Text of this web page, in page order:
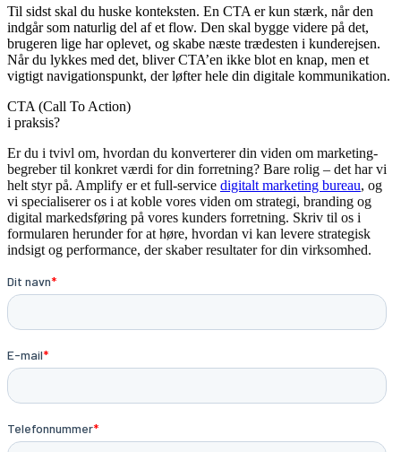
Til sidst skal du huske konteksten. En CTA er kun stærk, når den
indgår som naturlig del af et flow. Den skal bygge videre på det,
brugeren lige har oplevet, og skabe næste trædesten i kunderejsen.
Når du lykkes med det, bliver CTA’en ikke blot en knap, men et
vigtigt navigationspunkt, der løfter hele din digitale kommunikation.
CTA (Call To Action)
i praksis?
Er du i tvivl om, hvordan du konverterer din viden om marketing-
begreber til konkret værdi for din forretning? Bare rolig – det har vi
helt styr på. Amplify er et full-service digitalt marketing bureau, og
vi specialiserer os i at koble vores viden om strategi, branding og
digital markedsføring på vores kunders forretning. Skriv til os i
formularen herunder for at høre, hvordan vi kan levere strategisk
indsigt og performance, der skaber resultater for din virksomhed.